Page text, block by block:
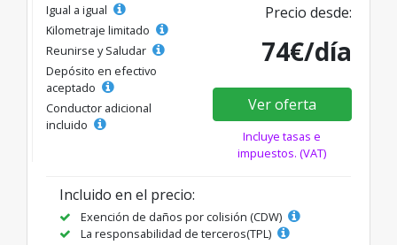
Igual a igual
Kilometraje limitado
Reunirse y Saludar
Depósito en efectivo
aceptado
Conductor adicional
incluido
Precio desde:
74€/día
Ver oferta
Incluye tasas e
impuestos. (VAT)
Incluido en el precio:
Exención de daños por colisión (CDW)
La responsabilidad de terceros(TPL)